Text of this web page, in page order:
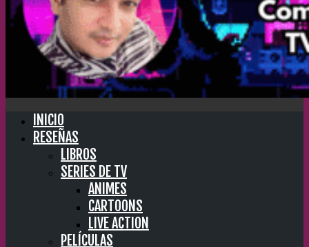
INICIO
RESEÑAS
LIBROS
SERIES DE TV
ANIMES
CARTOONS
LIVE ACTION
PELÍCULAS